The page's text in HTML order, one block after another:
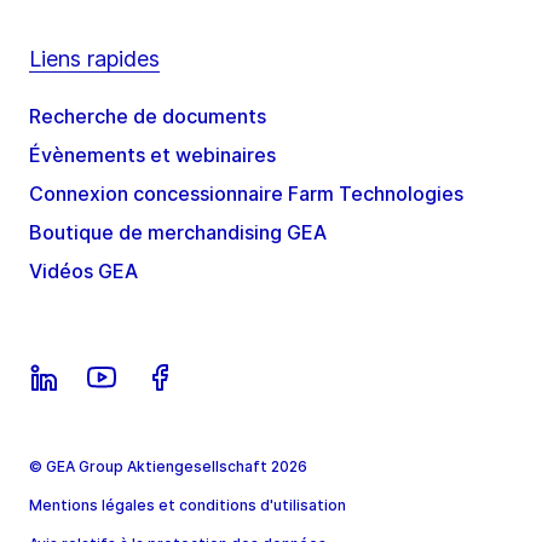
Liens rapides
Recherche de documents
Évènements et webinaires
Connexion concessionnaire Farm Technologies
Boutique de merchandising GEA
Vidéos GEA
© GEA Group Aktiengesellschaft 2026
Mentions légales et conditions d'utilisation